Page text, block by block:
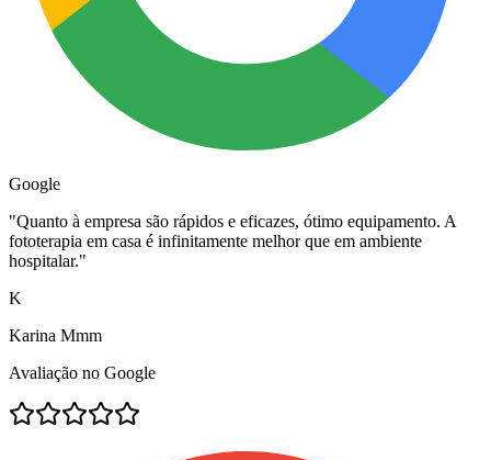
Google
"Quanto à empresa são rápidos e eficazes, ótimo equipamento. A
fototerapia em casa é infinitamente melhor que em ambiente
hospitalar."
K
Karina Mmm
Avaliação no Google